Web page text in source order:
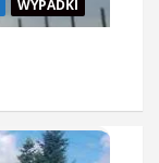
WYPADKI